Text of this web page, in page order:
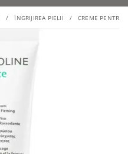
ÎNGRIJIREA PIELII CREME PENTRU